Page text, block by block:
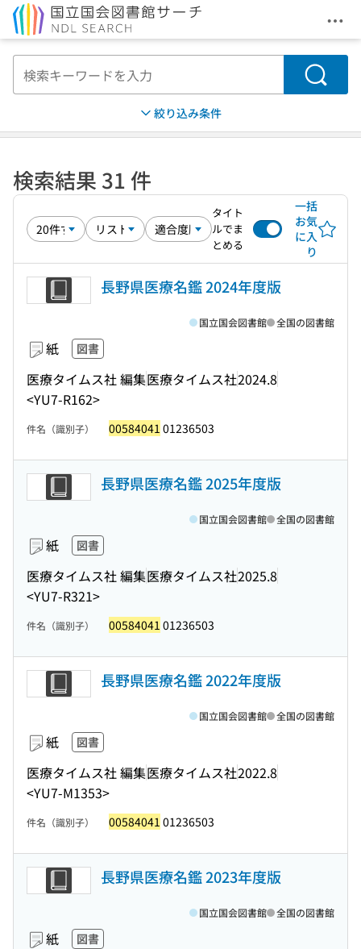
メ
検索
絞り込み条件
検索結果 31 件
タイト
ルでま
とめる
一括
お気
に入
り
長野県医療名鑑 2024年度版
紙 図書
医療タイムス社 編集医療タイムス社2024.8
<YU7-R162>
国立国会図書館 全国の図書館
件名（識別子） 00584041 01236503
長野県医療名鑑 2025年度版
紙 図書
医療タイムス社 編集医療タイムス社2025.8
<YU7-R321>
国立国会図書館 全国の図書館
件名（識別子） 00584041 01236503
長野県医療名鑑 2022年度版
紙 図書
医療タイムス社 編集医療タイムス社2022.8
<YU7-M1353>
国立国会図書館 全国の図書館
件名（識別子） 00584041 01236503
長野県医療名鑑 2023年度版
紙 図書
国立国会図書館 全国の図書館